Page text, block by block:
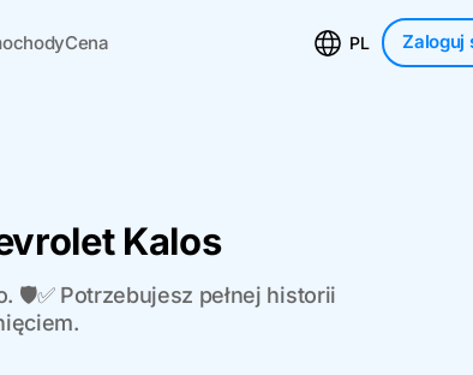
Cena PL Zaloguj
Kalos
🛡️✅ Potrzebujesz pełnej historii